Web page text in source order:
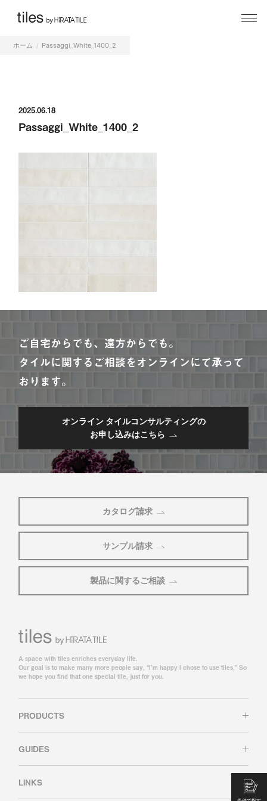
ホーム Passaggi_White_1400_2
2025.06.18
Passaggi_White_1400_2
ご自宅からでも、遠方からでも。
タイルに関するご相談をオンラインにて承って
おります。
オンライン タイルコンサルティングの
お申し込みはこちら
カタログ請求
サンプル請求
製品に関するご相談
A space with tiles enriches everyday life.
Our goal is to make many more people say, “I’m happy I chose to use tiles,” So
we hope you find that one special tile, just for you.
PRODUCTS
GUIDES
LINKS